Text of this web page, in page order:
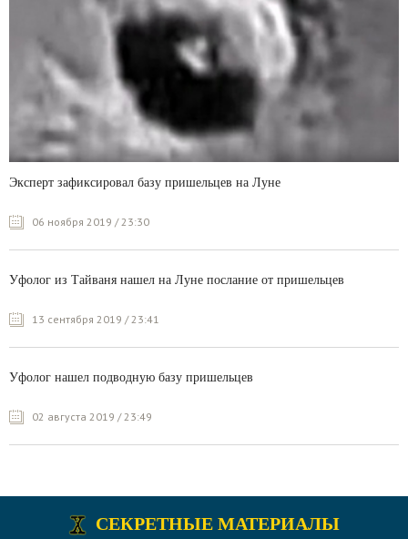
Эксперт зафиксировал базу пришельцев на Луне
06 ноября 2019 / 23:30
Уфолог из Тайваня нашел на Луне послание от пришельцев
13 сентября 2019 / 23:41
Уфолог нашел подводную базу пришельцев
02 августа 2019 / 23:49
СЕКРЕТНЫЕ МАТЕРИАЛЫ